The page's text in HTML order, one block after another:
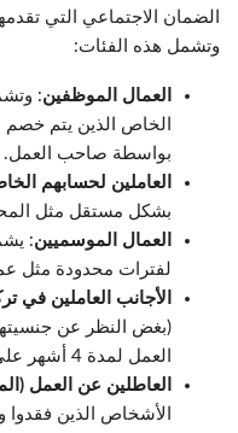
الضمان الاجتماعي التي
وتشمل هذه الفئات:
العمال الموظفين:
الخاص الذين يتم
بواسطة صاحب العمل.
العاملين لحسابهم
بشكل مستقل مثل
العمال الموسميين:
لفترات محدودة مثل
الأجانب العاملين في
العمل لمدة 4 أشهر على الأقل.
العاطلين عن العمل